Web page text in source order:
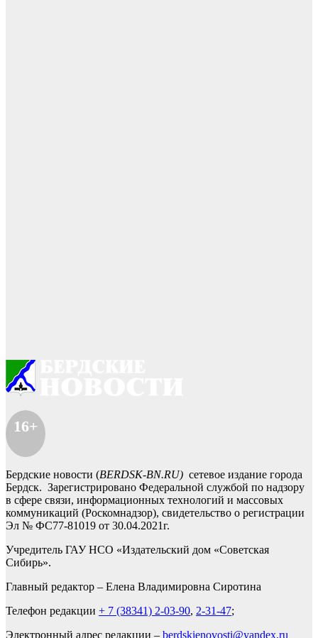
16+
Бердские новости (BERDSK-BN.RU) сетевое издание города
Бердск. Зарегистрировано Федеральной службой по надзору
в сфере связи, информационных технологий и массовых
коммуникаций (Роскомнадзор), свидетельство о регистрации
Эл № ФС77-81019 от 30.04.2021г.
Учредитель ГАУ НСО «Издательский дом «Советская
Сибирь».
Главный редактор – Елена Владимировна Сиротина
Телефон редакции + 7 (38341) 2-03-90, 2-31-47;
Электронный адрес редакции – berdskienovosti@yandex.ru